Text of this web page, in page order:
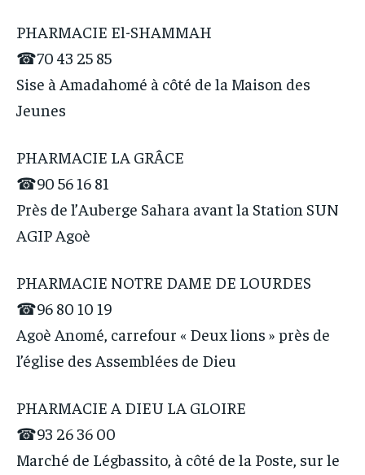
PHARMACIE El-SHAMMAH
☎70 43 25 85
Sise à Amadahomé à côté de la Maison des
Jeunes
PHARMACIE LA GRÂCE
☎90 56 16 81
Près de l’Auberge Sahara avant la Station SUN
AGIP Agoè
PHARMACIE NOTRE DAME DE LOURDES
☎96 80 10 19
Agoè Anomé, carrefour « Deux lions » près de
l’église des Assemblées de Dieu
PHARMACIE A DIEU LA GLOIRE
☎93 26 36 00
Marché de Légbassito, à côté de la Poste, sur le